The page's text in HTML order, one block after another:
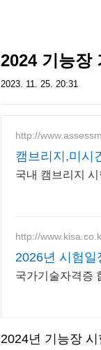
2024 기능장
2023. 11. 25. 20:31
http://
캠브리지,미시
국내 캠브리지
http://
2026년 시험일
국가기술자격증
2024년 기능장